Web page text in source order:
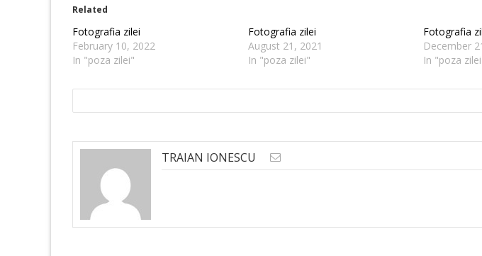
Related
Fotografia zilei
February 10, 2022
In "poza zilei"
Fotografia zilei
August 21, 2021
In "poza zilei"
Fotografia
December
In "poza
TRAIAN IONESCU